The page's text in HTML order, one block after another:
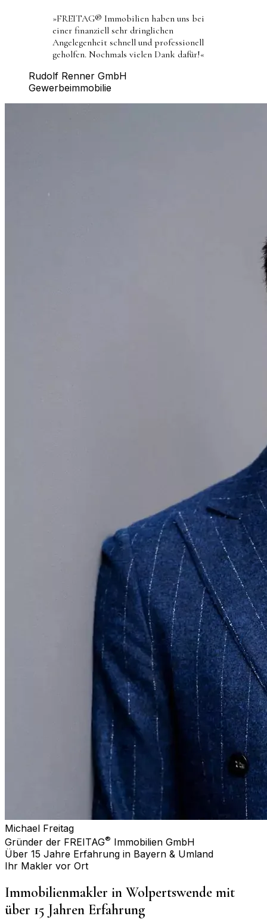
»FREITAG® Immobilien haben uns bei
einer finanziell sehr dringlichen
Angelegenheit schnell und professionell
geholfen. Nochmals vielen Dank dafür!«
Rudolf Renner GmbH
Gewerbeimmobilie
Michael Freitag
Gründer der FREITAG® Immobilien GmbH
Über 15 Jahre Erfahrung in Bayern & Umland
Ihr Makler vor Ort
Immobilienmakler in Wolpertswende mit
über 15 Jahren Erfahrung